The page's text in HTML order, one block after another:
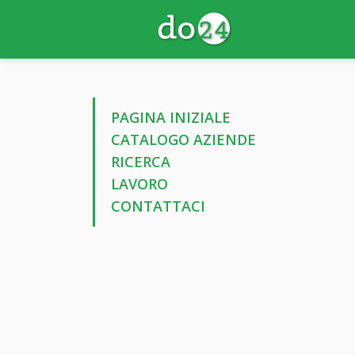
PAGINA INIZIALE
CATALOGO AZIENDE
RICERCA
LAVORO
CONTATTACI